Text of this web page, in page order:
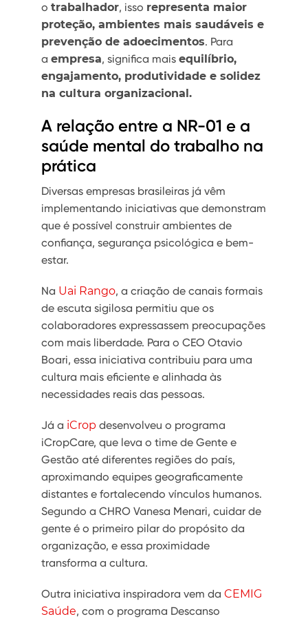
o trabalhador, isso representa maior
proteção, ambientes mais saudáveis e
prevenção de adoecimentos. Para
a empresa, significa mais equilíbrio,
engajamento, produtividade e solidez
na cultura organizacional.
A relação entre a NR-01 e a
saúde mental do trabalho na
prática
Diversas empresas brasileiras já vêm
implementando iniciativas que demonstram
que é possível construir ambientes de
confiança, segurança psicológica e bem-
estar.
Na Uai Rango, a criação de canais formais
de escuta sigilosa permitiu que os
colaboradores expressassem preocupações
com mais liberdade. Para o CEO Otavio
Boari, essa iniciativa contribuiu para uma
cultura mais eficiente e alinhada às
necessidades reais das pessoas.
Já a iCrop desenvolveu o programa
iCropCare, que leva o time de Gente e
Gestão até diferentes regiões do país,
aproximando equipes geograficamente
distantes e fortalecendo vínculos humanos.
Segundo a CHRO Vanesa Menari, cuidar de
gente é o primeiro pilar do propósito da
organização, e essa proximidade
transforma a cultura.
Outra iniciativa inspiradora vem da CEMIG
Saúde, com o programa Descanso